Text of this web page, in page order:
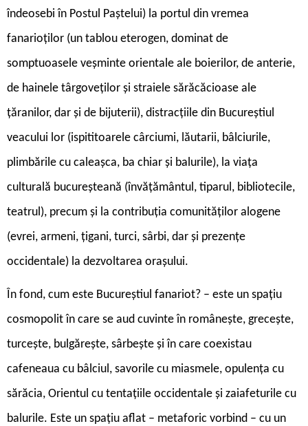
îndeosebi în Postul Paștelui) la portul din vremea
fanarioților (un tablou eterogen, dominat de
somptuoasele veșminte orientale ale boierilor, de anterie,
de hainele târgoveților și straiele sărăcăcioase ale
țăranilor, dar și de bijuterii), distracțiile din Bucureștiul
veacului lor (ispititoarele cârciumi, lăutarii, bâlciurile,
plimbările cu caleașca, ba chiar și balurile), la viața
culturală bucureșteană (învățământul, tiparul, bibliotecile,
teatrul), precum și la contribuția comunităților alogene
(evrei, armeni, țigani, turci, sârbi, dar și prezențe
occidentale) la dezvoltarea orașului.
În fond, cum este Bucureștiul fanariot? – este un spațiu
cosmopolit în care se aud cuvinte în românește, grecește,
turcește, bulgărește, sârbește și în care coexistau
cafeneaua cu bâlciul, savorile cu miasmele, opulența cu
sărăcia, Orientul cu tentațiile occidentale și zaiafeturile cu
balurile. Este un spațiu aflat – metaforic vorbind – cu un